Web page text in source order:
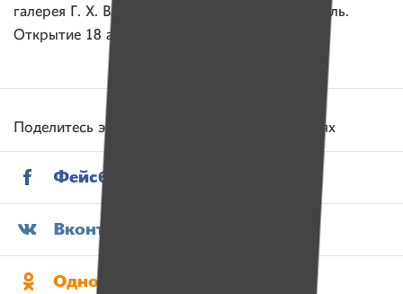
галерея Г. Х. Ващенко», ул. Карповича, 4, Гомель.
Открытие 18 апреля в 15:00.
Поделитесь этой историей в социальных сетях
Фейсбук
Вконтакте
Одноклассники